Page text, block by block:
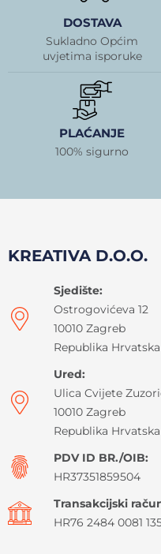
DOSTAVA
Sukladno Općim
uvjetima isporuke
PLAĆANJE
100% sigurno
KREATIVA D.O.O.
Sjedište:
Ostrogovićeva 12
10010 Zagreb
Republika
Ured:
Ulica Cvijete
10010 Zagreb
Republika
PDV ID BR./OIB:
HR37351859504
Transakcijski
HR76 2484 0081